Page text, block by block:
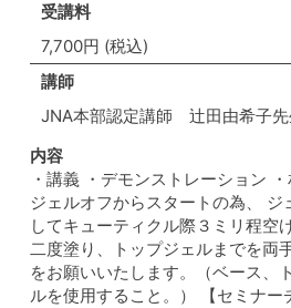
受講料
7,700円 (税込)
講師
JNA本部認定講師 辻田由希子先
内容
・講義 ・デモンストレーション
ジェルオフからスタートの為、
してキューティクル際３ミリ程空
二度塗り、トップジェルまでを両
をお願いいたします。（ベース、
ルを使用すること。） 【セミナー